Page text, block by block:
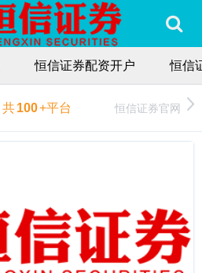
恒信证券配资开户 恒信
共100+平台 恒信证券官网